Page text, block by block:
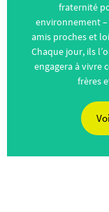
fraternité
environnement
amis proches et
Chaque jour, ils
engagera à vivre
frères